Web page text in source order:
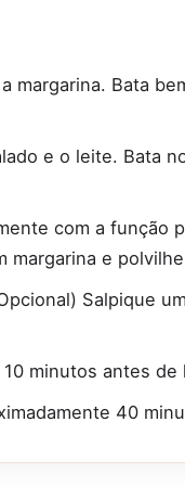
margarina. Bata
e o leite. Bata
com a função
margarina e
Salpique
minutos antes de
40